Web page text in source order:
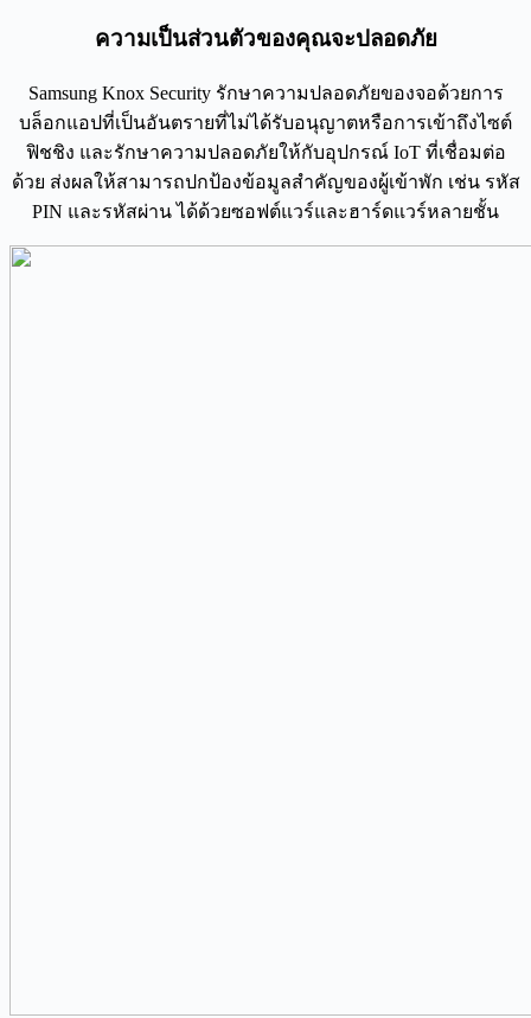
ความเป็นส่วนตัวของคุณจะปลอดภัย
Samsung Knox Security รักษาความปลอดภัยของจอด้วยการ
บล็อกแอปที่เป็นอันตรายที่ไม่ได้รับอนุญาตหรือการเข้าถึงไซต์
ฟิชชิง และรักษาความปลอดภัยให้กับอุปกรณ์ IoT ที่เชื่อมต่อ
ด้วย ส่งผลให้สามารถปกป้องข้อมูลสำคัญของผู้เข้าพัก เช่น รหัส
PIN และรหัสผ่าน ได้ด้วยซอฟต์แวร์และฮาร์ดแวร์หลายชั้น